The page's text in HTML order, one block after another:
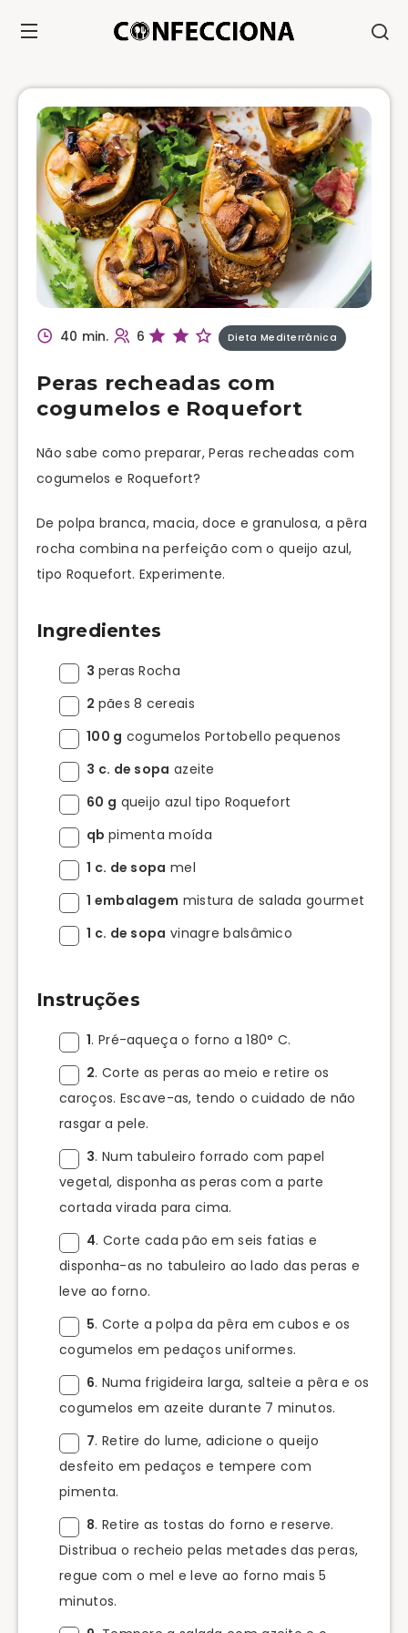
40 min. 6 Dieta Mediterrânica
Peras recheadas com
cogumelos e Roquefort
Não sabe como preparar, Peras recheadas com
cogumelos e Roquefort?
De polpa branca, macia, doce e granulosa, a pêra
rocha combina na perfeição com o queijo azul,
tipo Roquefort. Experimente.
Ingredientes
3 peras Rocha
2 pães 8 cereais
100 g cogumelos Portobello pequenos
3 c. de sopa azeite
60 g queijo azul tipo Roquefort
qb pimenta moída
1 c. de sopa mel
1 embalagem mistura de salada gourmet
1 c. de sopa vinagre balsâmico
Instruções
1. Pré-aqueça o forno a 180° C.
2. Corte as peras ao meio e retire os
caroços. Escave-as, tendo o cuidado de não
rasgar a pele.
3. Num tabuleiro forrado com papel
vegetal, disponha as peras com a parte
cortada virada para cima.
4. Corte cada pão em seis fatias e
disponha-as no tabuleiro ao lado das peras e
leve ao forno.
5. Corte a polpa da pêra em cubos e os
cogumelos em pedaços uniformes.
6. Numa frigideira larga, salteie a pêra e os
cogumelos em azeite durante 7 minutos.
7. Retire do lume, adicione o queijo
desfeito em pedaços e tempere com
pimenta.
8. Retire as tostas do forno e reserve.
Distribua o recheio pelas metades das peras,
regue com o mel e leve ao forno mais 5
minutos.